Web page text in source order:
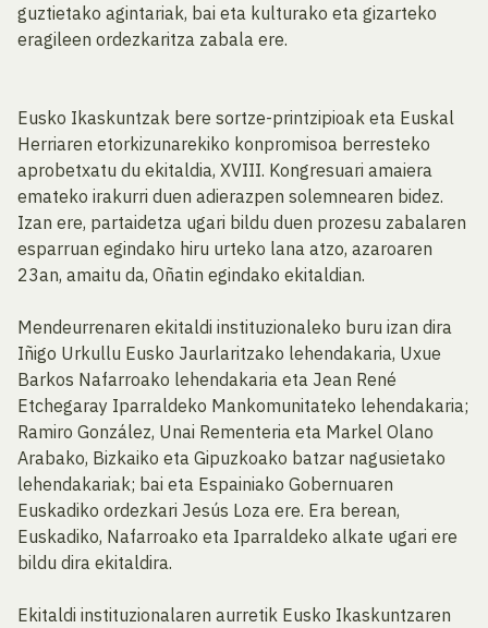
guztietako agintariak, bai eta kulturako eta gizarteko
eragileen ordezkaritza zabala ere.
Eusko Ikaskuntzak bere sortze-printzipioak eta Euskal
Herriaren etorkizunarekiko konpromisoa berresteko
aprobetxatu du ekitaldia, XVIII. Kongresuari amaiera
emateko irakurri duen adierazpen solemnearen bidez.
Izan ere, partaidetza ugari bildu duen prozesu zabalaren
esparruan egindako hiru urteko lana atzo, azaroaren
23an, amaitu da, Oñatin egindako ekitaldian.
Mendeurrenaren ekitaldi instituzionaleko buru izan dira
Iñigo Urkullu Eusko Jaurlaritzako lehendakaria, Uxue
Barkos Nafarroako lehendakaria eta Jean René
Etchegaray Iparraldeko Mankomunitateko lehendakaria;
Ramiro González, Unai Rementeria eta Markel Olano
Arabako, Bizkaiko eta Gipuzkoako batzar nagusietako
lehendakariak; bai eta Espainiako Gobernuaren
Euskadiko ordezkari Jesús Loza ere. Era berean,
Euskadiko, Nafarroako eta Iparraldeko alkate ugari ere
bildu dira ekitaldira.
Ekitaldi instituzionalaren aurretik Eusko Ikaskuntzaren